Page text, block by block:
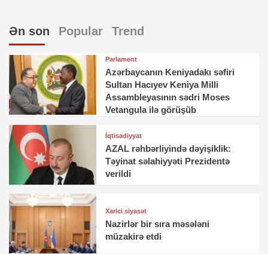
Ən son Popular Trend
Parlament
Azərbaycanın Keniyadakı səfiri
Sultan Hacıyev Keniya Milli
Assambleyasının sədri Moses
Vetangula ilə görüşüb
İqtisadiyyat
AZAL rəhbərliyində dəyişiklik:
Təyinat səlahiyyəti Prezidentə
verildi
Xarici siyasət
Nazirlər bir sıra məsələni
müzakirə etdi